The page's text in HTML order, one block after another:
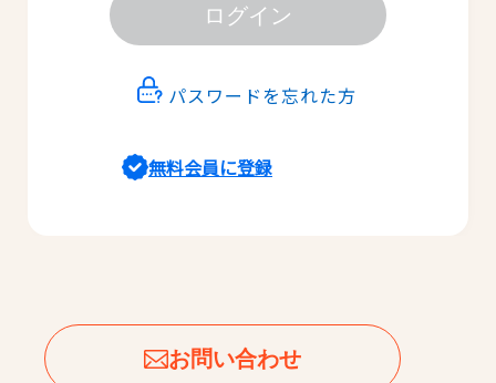
ログイン
パスワードを忘れた方
無料会員に登録
お問い合わせ